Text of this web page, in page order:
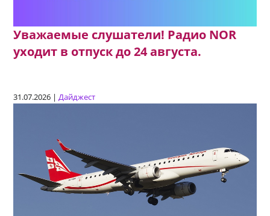
Уважаемые слушатели! Радио NOR
уходит в отпуск до 24 августа.
31.07.2026 |Дайджест